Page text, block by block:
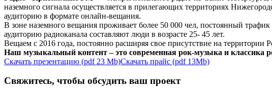
наземного сигнала осуществляется в прилегающих территориях
аудиторию в формате онлайн-вещания.
В зоне наземного вещания проживает более 50 000 чел, постоянный
аудиторию радиоканала составляют люди в возрасте 25- 45 лет.
Вещаем с 2016 года, постоянно расширяя свое присутствие на территории
Наш музыкальный контент – это современная рок-музыка и классика
Скачать презентацию (pdf 23 Mb)Скачать прайс (pdf 13Mb)
Свяжитесь, чтобы обсудить ваш проект